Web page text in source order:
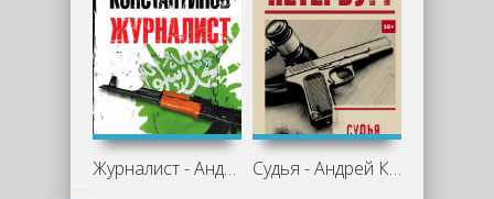
Журналист - Андрей Константинов Судья - Андрей Константинов